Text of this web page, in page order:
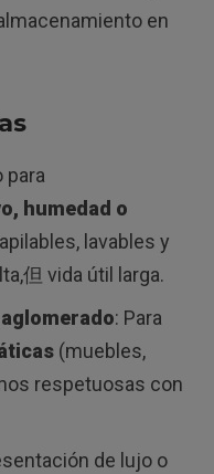
en
para
humedad o
lavables y
但 vida útil larga.
: Para
(muebles,
respetuosas con
de lujo o